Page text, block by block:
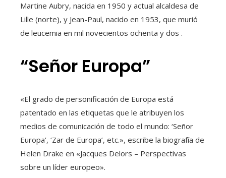
Martine Aubry, nacida en 1950 y actual alcaldesa de
Lille (norte), y Jean-Paul, nacido en 1953, que murió
de leucemia en mil novecientos ochenta y dos .
“Señor Europa”
«El grado de personificación de Europa está
patentado en las etiquetas que le atribuyen los
medios de comunicación de todo el mundo: ‘Señor
Europa’, ‘Zar de Europa’, etc.», escribe la biografía de
Helen Drake en «Jacques Delors – Perspectivas
sobre un líder europeo».